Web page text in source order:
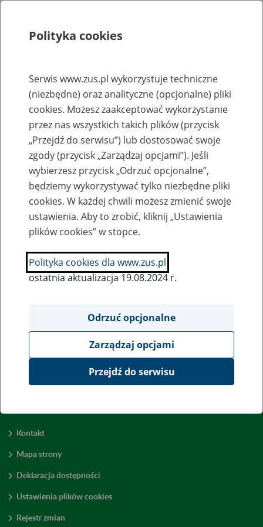
Rejestry, ewidencje i archiwa
Baza zlikwidowanych lub
przekształconych zakładów pracy
Nazwa zakładu pracy:
SZUKAJ
Wyświetl wszystkie
Kontakt
Mapa strony
Deklaracja dostępności
Ustawienia plików cookies
Rejestr zmian
Polityka cookies
Serwis www.zus.pl wykorzystuje techniczne
(niezbędne) oraz analityczne (opcjonalne) pliki
cookies. Możesz zaakceptować wykorzystanie
przez nas wszystkich takich plików (przycisk
„Przejdź do serwisu”) lub dostosować swoje
zgody (przycisk „Zarządzaj opcjami”). Jeśli
wybierzesz przycisk „Odrzuć opcjonalne”,
będziemy wykorzystywać tylko niezbędne pliki
cookies. W każdej chwili możesz zmienić swoje
ustawienia. Aby to zrobić, kliknij „Ustawienia
plików cookies” w stopce.
Polityka cookies dla www.zus.pl
ostatnia aktualizacja 19.08.2024 r.
Odrzuć opcjonalne
Zarządzaj opcjami
Przejdź do serwisu